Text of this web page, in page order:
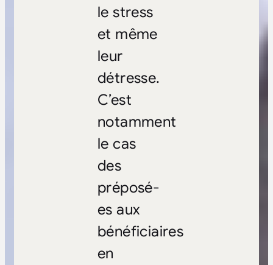
le stress
et même
leur
détresse.
C’est
notamment
le cas
des
préposé-
es aux
bénéficiaires
en